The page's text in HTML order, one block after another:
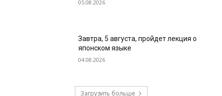
05.08.2026
Завтра, 5 августа, пройдет лекция о
японском языке
04.08.2026
Загрузить больше